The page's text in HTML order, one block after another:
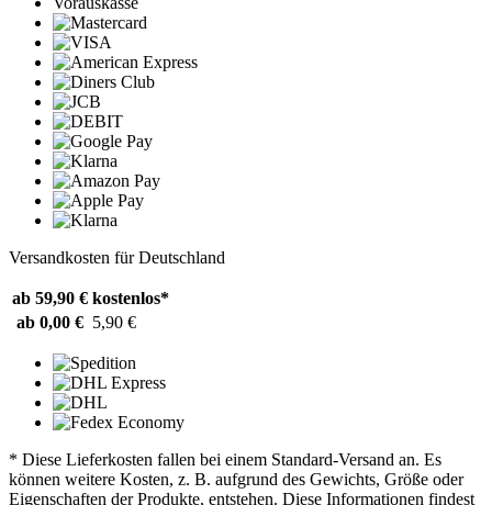
Versandkosten für Deutschland
ab 59,90 € kostenlos*
ab 0,00 € 5,90 €
* Diese Lieferkosten fallen bei einem Standard-Versand an. Es
können weitere Kosten, z. B. aufgrund des Gewichts, Größe oder
Eigenschaften der Produkte, entstehen. Diese Informationen findest